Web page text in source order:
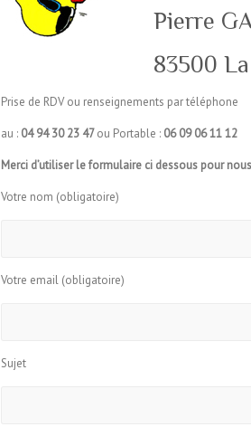
Pierre
83500
Prise de RDV ou renseignements par téléphone
au : 04 94 30 23 47ou Portable : 06 09 06 11 12
Merci d’utiliser le formulaire ci dessous pour
Votre nom (obligatoire)
Votre email (obligatoire)
Sujet